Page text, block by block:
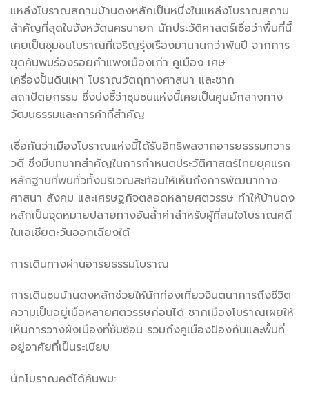
แหล่งโบราณสถานบ้านดงหลักเป็นหนึ่งในแหล่งโบราณสถาน
สำคัญที่สุดในจังหวัดนครนายก นักประวัติศาสตร์เชื่อว่าพื้นที่นี้
เคยเป็นชุมชนโบราณที่เจริญรุ่งเรืองมานานกว่าพันปี จากการ
ขุดค้นพบร่องรอยกำแพงเมืองเก่า คูเมือง เศษ
เครื่องปั้นดินเผา โบราณวัตถุทางศาสนา และซาก
สถาปัตยกรรม ซึ่งบ่งชี้ว่าชุมชนแห่งนี้เคยเป็นศูนย์กลางทาง
วัฒนธรรมและการค้าที่สำคัญ
เชื่อกันว่าเมืองโบราณแห่งนี้ได้รับอิทธิพลจากอารยธรรมทวาร
วดี ซึ่งมีบทบาทสำคัญในการกำหนดประวัติศาสตร์ไทยยุคแรก
หลักฐานที่พบทั่วทั้งบริเวณสะท้อนให้เห็นถึงการพัฒนาทาง
ศาสนา สังคม และเศรษฐกิจตลอดหลายศตวรรษ ทำให้บ้านดง
หลักเป็นจุดหมายปลายทางอันล้ำค่าสำหรับผู้ที่สนใจโบราณคดี
ในเอเชียตะวันออกเฉียงใต้
การเดินทางผ่านอารยธรรมโบราณ
การเดินชมบ้านดงหลักช่วยให้นักท่องเที่ยวจินตนาการถึงชีวิต
ความเป็นอยู่เมื่อหลายศตวรรษก่อนได้ ซากเมืองโบราณเผยให้
เห็นการวางผังเมืองที่ซับซ้อน รวมถึงคูเมืองป้องกันและพื้นที่
อยู่อาศัยที่เป็นระเบียบ
นักโบราณคดีได้ค้นพบ: